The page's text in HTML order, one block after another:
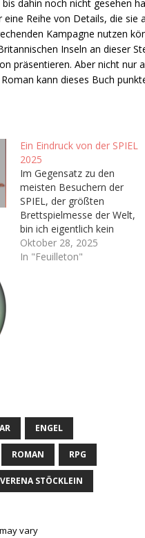
dahin noch nicht gesehen
Reihe von Details, die sie
Kampagne nutzen
Inseln an dieser
präsentieren. Aber nicht nur
kann dieses Buch
Ein Eindruck von der SPIEL
2025
Im Gegensatz zu den
meisten Besuchern der
SPIEL, der größten
Brettspielmesse der Welt,
bin ich eigentlich kein
Brettspieler. In meiner
Kindheit wurden bei uns
Oktober 28, 2025
In "Feuilleton"
ENGEL
ROMAN RPG
VERENA STÖCKLEIN
vary